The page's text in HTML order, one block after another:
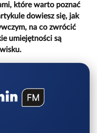
które warto poznać
dowiesz się, jak
na co zwrócić
umiejętności są